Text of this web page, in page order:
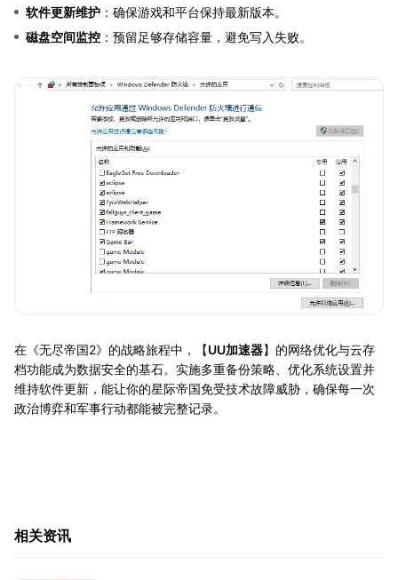
软件更新维护 ：确保游戏和平台保持最新版本。
磁盘空间监控 ：预留足够存储容量，避免写入失败。
在《无尽帝国2》的战略旅程中，【UU加速器】的网络优化与云存
档功能成为数据安全的基石。实施多重备份策略、优化系统设置并
维持软件更新，能让你的星际帝国免受技术故障威胁，确保每一次
政治博弈和军事行动都能被完整记录。
相关资讯